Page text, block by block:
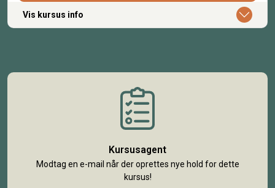
Vis kursus info
Kursusagent
Modtag en e-mail når der oprettes nye hold for dette
kursus!